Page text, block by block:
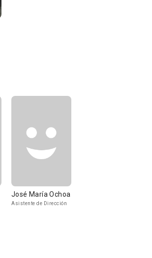
José María Ochoa
Asistente de Dirección